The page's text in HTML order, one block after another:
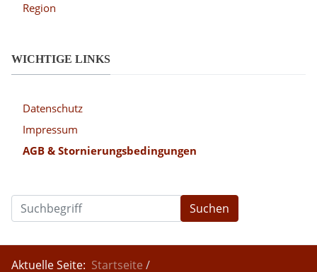
Region
WICHTIGE LINKS
Datenschutz
Impressum
AGB & Stornierungsbedingungen
Suchen
Aktuelle Seite: Startseite